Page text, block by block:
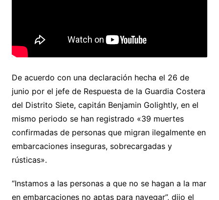
De acuerdo con una declaración hecha el 26 de
junio por el jefe de Respuesta de la Guardia Costera
del Distrito Siete, capitán Benjamin Golightly, en el
mismo periodo se han registrado «39 muertes
confirmadas de personas que migran ilegalmente en
embarcaciones inseguras, sobrecargadas y
rústicas».
“Instamos a las personas a que no se hagan a la mar
en embarcaciones no aptas para navegar”, dijo el